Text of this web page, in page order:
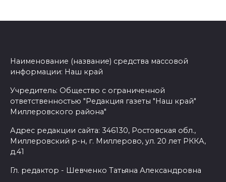
Наименование (название) средства массовой
информации: Наш край
Учредитель: Общество с ограниченной
ответственностью "Редакция газеты "Наш край"
Миллеровского района"
Адрес редакции сайта: 346130, Ростовская обл.,
Миллеровский р-н, г. Миллерово, ул. 20 лет РККА,
д.41
Гл. редактор - Шевченко Татьяна Александровна